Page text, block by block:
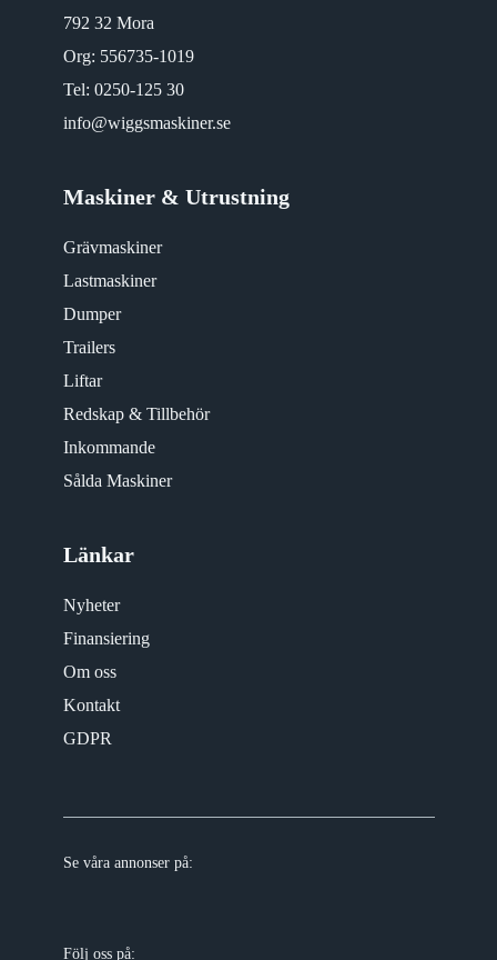
792 32 Mora
Org: 556735-1019
Tel: 0250-125 30
info@wiggsmaskiner.se
Maskiner & Utrustning
Grävmaskiner
Lastmaskiner
Dumper
Trailers
Liftar
Redskap & Tillbehör
Inkommande
Sålda Maskiner
Länkar
Nyheter
Finansiering
Om oss
Kontakt
GDPR
Se våra annonser på:
Följ oss på: